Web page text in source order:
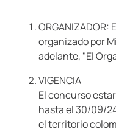
organizado por
adelante, "El
VIGENCIA
El concurso
hasta el 30/09/
el territorio
disney
termos
toy story
llaveros
one piece